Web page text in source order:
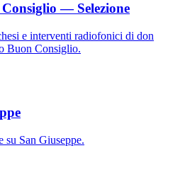
— Selezione
e interventi radiofonici di don
Buon Consiglio.
Patriarca San Giuseppe ·
su San Giuseppe.